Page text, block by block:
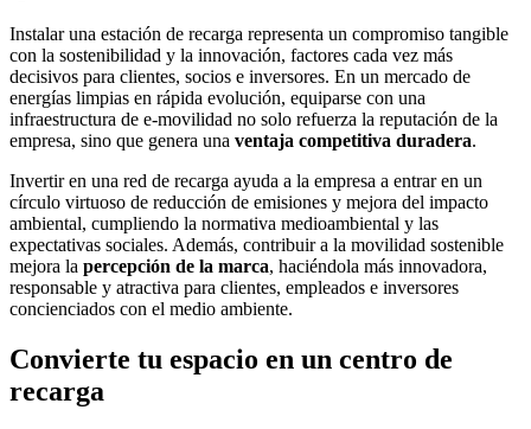
Instalar una estación de recarga representa un compromiso tangible
con la sostenibilidad y la innovación, factores cada vez más
decisivos para clientes, socios e inversores. En un mercado de
energías limpias en rápida evolución, equiparse con una
infraestructura de e-movilidad no solo refuerza la reputación de la
empresa, sino que genera una ventaja competitiva duradera.
Invertir en una red de recarga ayuda a la empresa a entrar en un
círculo virtuoso de reducción de emisiones y mejora del impacto
ambiental, cumpliendo la normativa medioambiental y las
expectativas sociales. Además, contribuir a la movilidad sostenible
mejora la percepción de la marca, haciéndola más innovadora,
responsable y atractiva para clientes, empleados e inversores
concienciados con el medio ambiente.
Convierte tu espacio en un centro de
recarga